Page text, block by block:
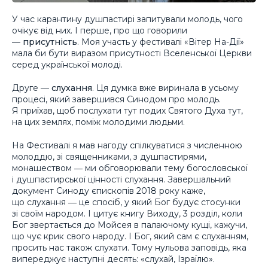
У час карантину душпастирі запитували молодь, чого
очікує від них. І перше, про що говорили
― присутність. Моя участь у фестивалі «Вітер На-Дії»
мала би бути виразом присутності Вселенської Церкви
серед української молоді.
Друге ― слухання. Ця думка вже виринала в усьому
процесі, який завершився Синодом про молодь.
Я приїхав, щоб послухати тут подих Святого Духа тут,
на цих землях, поміж молодими людьми.
На Фестивалі я мав нагоду спілкуватися з численною
молоддю, зі священниками, з душпастирями,
монашеством ― ми обговорювали тему богословської
і душпастирської цінності слухання. Завершальний
документ Синоду єпископів 2018 року каже,
що слухання ― це спосіб, у який Бог будує стосунки
зі своїм народом. І цитує книгу Виходу, 3 розділ, коли
Бог звертається до Мойсея в палаючому кущі, кажучи,
що чує крик свого народу. І Бог, який сам є слуханням,
просить нас також слухати. Тому нульова заповідь, яка
випереджує наступні десять: «слухай, Ізраїлю».